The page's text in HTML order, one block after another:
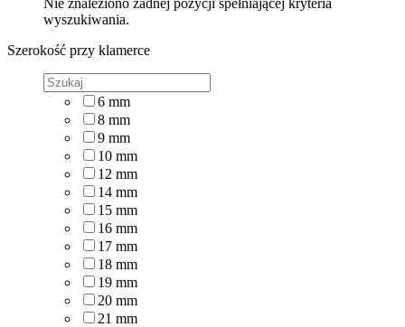
wyszukiwania.
Szerokość przy klamerce
6 mm
8 mm
9 mm
10 mm
12 mm
14 mm
15 mm
16 mm
17 mm
18 mm
19 mm
20 mm
21 mm